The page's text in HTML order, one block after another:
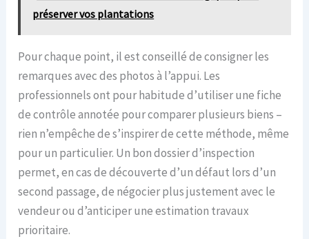
préserver vos plantations
Pour chaque point, il est conseillé de consigner les
remarques avec des photos à l’appui. Les
professionnels ont pour habitude d’utiliser une fiche
de contrôle annotée pour comparer plusieurs biens –
rien n’empêche de s’inspirer de cette méthode, même
pour un particulier. Un bon dossier d’inspection
permet, en cas de découverte d’un défaut lors d’un
second passage, de négocier plus justement avec le
vendeur ou d’anticiper une estimation travaux
prioritaire.